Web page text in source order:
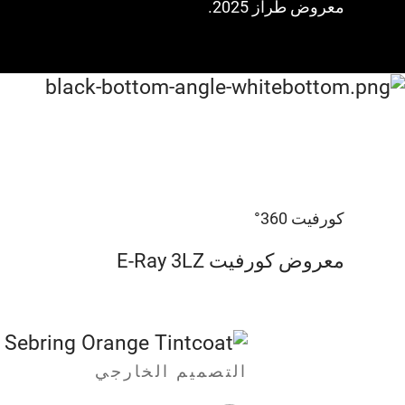
معروض طراز 2025.
كورفيت 360°
معروض كورفيت E-Ray 3LZ
التصميم الخارجي